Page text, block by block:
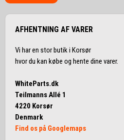
AFHENTNING AF VARER
Vi har en stor butik i Korsør
hvor du kan købe og hente dine varer.
WhiteParts.dk
Teilmanns Allé 1
4220 Korsør
Denmark
Find os på Googlemaps